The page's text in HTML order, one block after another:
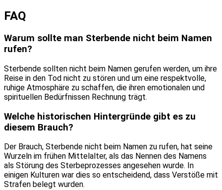
FAQ
Warum sollte man Sterbende nicht beim Namen
rufen?
Sterbende sollten nicht beim Namen gerufen werden, um ihre
Reise in den Tod nicht zu stören und um eine respektvolle,
ruhige Atmosphäre zu schaffen, die ihren emotionalen und
spirituellen Bedürfnissen Rechnung trägt.
Welche historischen Hintergründe gibt es zu
diesem Brauch?
Der Brauch, Sterbende nicht beim Namen zu rufen, hat seine
Wurzeln im frühen Mittelalter, als das Nennen des Namens
als Störung des Sterbeprozesses angesehen wurde. In
einigen Kulturen war dies so entscheidend, dass Verstöße mit
Strafen belegt wurden.